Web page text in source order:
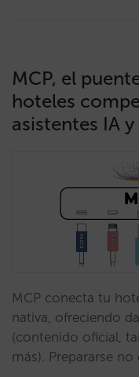
MCP, el
hoteles
asistentes IA y
MCP conecta tu
nativa, ofreciendo
(contenido oficial,
más). Prepararse